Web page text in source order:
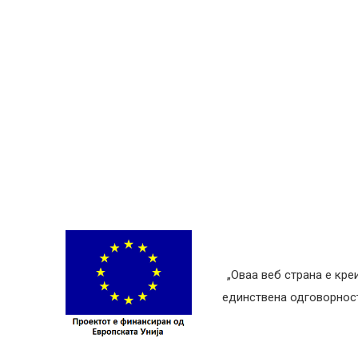
„Оваа веб страна е
единствена